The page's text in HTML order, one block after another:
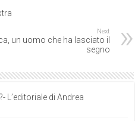
Next
un uomo che ha lasciato il
segno
L’editoriale di Andrea